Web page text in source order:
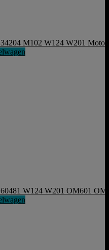
M102 W124 W201
W124 W201 OM601